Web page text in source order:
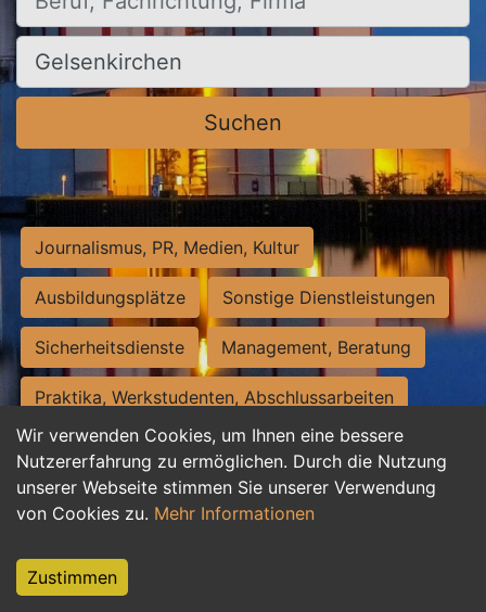
Wir verwenden Cookies, um Ihnen eine bessere
Nutzererfahrung zu ermöglichen. Durch die Nutzung
unserer Webseite stimmen Sie unserer Verwendung
von Cookies zu. Mehr Informationen
Zustimmen
Ort, Stadt
Suchen
Journalismus, PR, Medien, Kultur
Ausbildungsplätze Sonstige Dienstleistungen
Sicherheitsdienste Management, Beratung
Praktika, Werkstudenten, Abschlussarbeiten
Personalwesen Assistenz, Sekretariat
Hilfskräfte, Aushilfs- und Nebenjobs
Weiterbildung, Studium, duale Ausbildung